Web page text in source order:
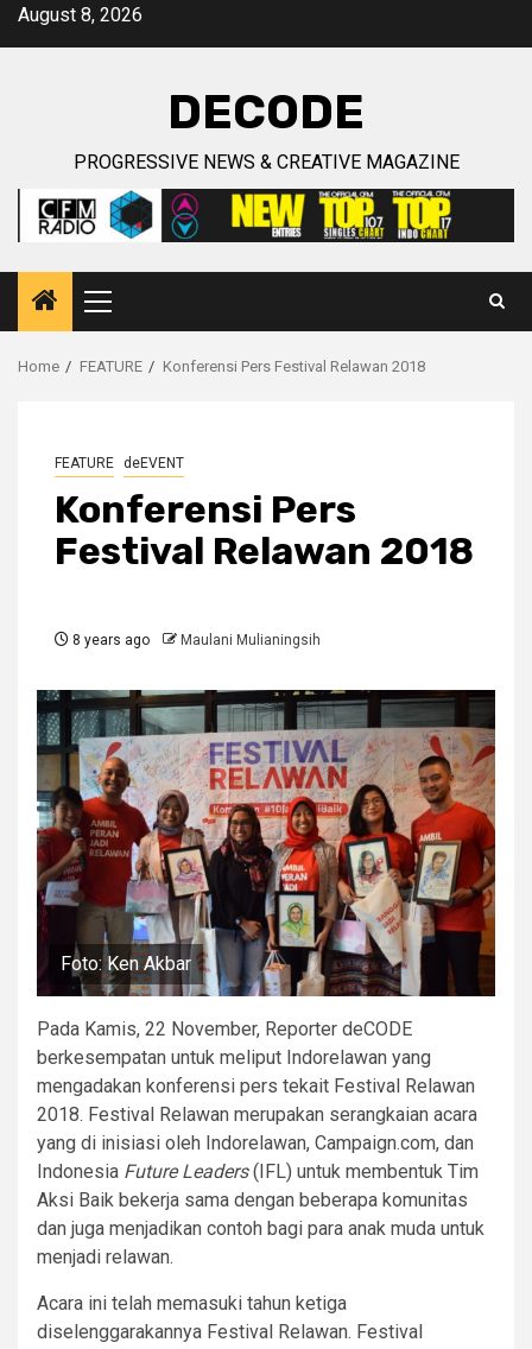
SkipAugust 8, 2026
DECODE
PROGRESSIVE NEWS & CREATIVE MAGAZINE
Primary
Menu
Home FEATURE Konferensi Pers Festival Relawan 2018
FEATURE deEVENT
Konferensi Pers
Festival Relawan 2018
8 years ago Maulani Mulianingsih
Foto: Ken Akbar
Pada Kamis, 22 November, Reporter deCODE
berkesempatan untuk meliput Indorelawan yang
mengadakan konferensi pers tekait Festival Relawan
2018. Festival Relawan merupakan serangkaian acara
yang di inisiasi oleh Indorelawan, Campaign.com, dan
Indonesia Future Leaders(IFL) untuk membentuk Tim
Aksi Baik bekerja sama dengan beberapa komunitas
dan juga menjadikan contoh bagi para anak muda untuk
menjadi relawan.
Acara ini telah memasuki tahun ketiga
diselenggarakannya Festival Relawan. Festival